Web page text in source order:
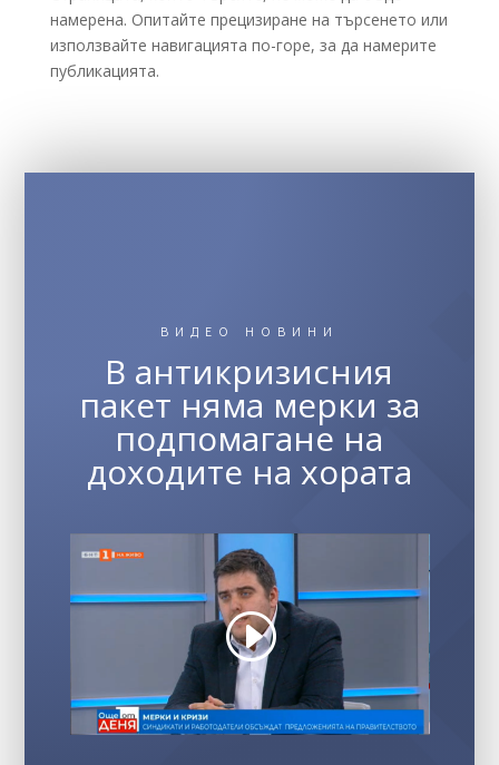
намерена. Опитайте прецизиране на търсенето или
използвайте навигацията по-горе, за да намерите
публикацията.
ВИДЕО НОВИНИ
В антикризисния
пакет няма мерки за
подпомагане на
доходите на хората